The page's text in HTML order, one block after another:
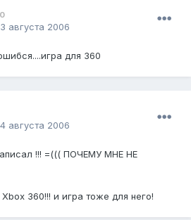
0
августа 2006
для 360
августа 2006
!!! =((( ПОЧЕМУ МНЕ НЕ
360!!! и игра тоже для него!